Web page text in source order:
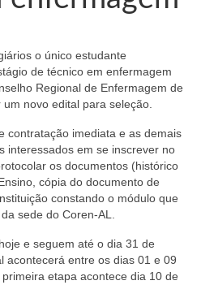
ao Cidadão
Prestação de Contas
o único estudante
de técnico em enfermagem
Regional de Enfermagem de
novo edital para seleção.
contratação imediata e as demais
interessados em se inscrever no
os documentos (histórico
cópia do documento de
constando o módulo que
sede do Coren-AL.
e seguem até o dia 31 de
acontecerá entre os dias 01 e 09
etapa acontece dia 10 de